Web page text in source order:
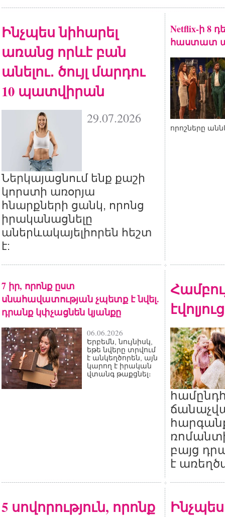
Ինչպես նիհարել
առանց որևէ բան
անելու․ ծույլ մարդու
10 պատվիրան
29.07.2026
Ներկայացնում ենք քաշի
կորստի առօրյա
հնարքների ցանկ, որոնց
իրականացնելը
աներևակայելիորեն հեշտ
է:
Netflix-ի 8
հաստատ
որոշները
7 իր, որոնք ըստ
սնահավատության չպետք է նվել.
դրանք կփչացնեն կյանքը
06.06.2026
Երբեմն, նույնիսկ,
եթե նվերը տրվում
է անկեղծորեն, այն
կարող է իրական
վտանգ թաքցնել։
բայց
է
5 սովորություն, որոնք